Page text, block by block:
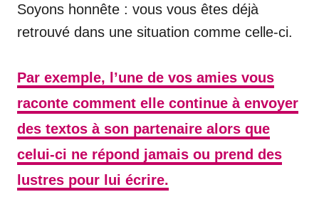
Soyons honnête : vous vous êtes déjà
retrouvé dans une situation comme celle-ci.
Par exemple, l’une de vos amies vous
raconte comment elle continue à envoyer
des textos à son partenaire alors que
celui-ci ne répond jamais ou prend des
lustres pour lui écrire.